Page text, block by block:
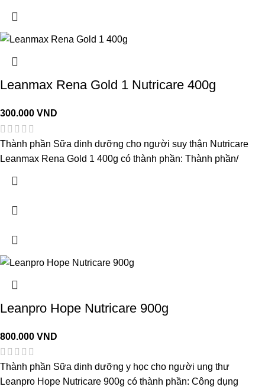
Leanmax Rena Gold 1 Nutricare 400g
300.000VND
Thành phần Sữa dinh dưỡng cho người suy thận Nutricare
Leanmax Rena Gold 1 400g có thành phần: Thành phần/
Leanpro Hope Nutricare 900g
800.000VND
Thành phần Sữa dinh dưỡng y học cho người ung thư
Leanpro Hope Nutricare 900g có thành phần: Công dụng